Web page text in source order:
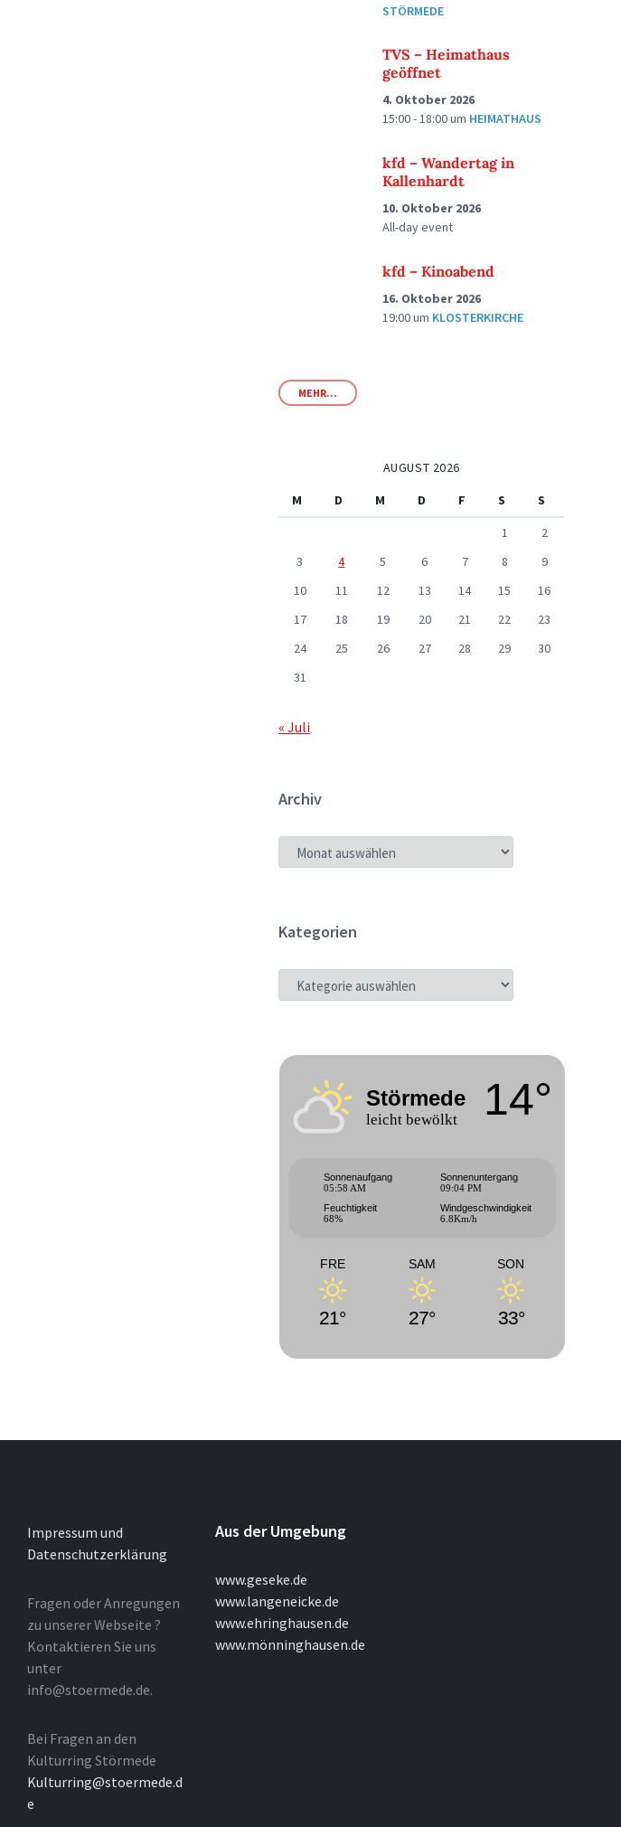
STÖRMEDE
TVS – Heimathaus
geöffnet
4. Oktober 2026
15:00 - 18:00um HEIMATHAUS
kfd – Wandertag in
Kallenhardt
10. Oktober 2026
All-day event
kfd – Kinoabend
16. Oktober 2026
19:00um KLOSTERKIRCHE
MEHR...
AUGUST 2026
M
D M D F S
S
1
2
3
4 5 6 7 8
9
10
11 12 13 14 15
16
17
18 19 20 21 22
23
24
25 26 27 28 29
30
31
« Juli
Archiv
ARCHIV
Kategorien
KATEGORIEN
Störmede
leicht bewölkt 14°
Sonnenaufgang
05:58 AM
Sonnenuntergang
09:04 PM
Feuchtigkeit
68%
Windgeschwindigkeit
6.8Km/h
FRE
21°
SAM
27°
SON
33°
Impressum und
Datenschutzerklärung
Fragen oder Anregungen
zu unserer Webseite ?
Kontaktieren Sie uns
unter
info@stoermede.de.
Bei Fragen an den
Kulturring Störmede
Kulturring@stoermede.d
e
Aus der Umgebung
www.geseke.de
www.langeneicke.de
www.ehringhausen.de
www.mönninghausen.de